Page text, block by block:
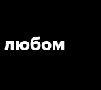
любом